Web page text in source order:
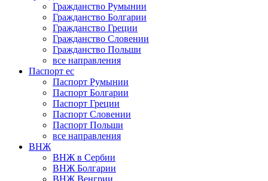
Гражданство Румынии
Гражданство Болгарии
Гражданство Греции
Гражданство Словении
Гражданство Польши
все направления
Паспорт ес
Паспорт Румынии
Паспорт Болгарии
Паспорт Греции
Паспорт Словении
Паспорт Польши
все направления
ВНЖ
ВНЖ в Сербии
ВНЖ Болгарии
ВНЖ Венгрии